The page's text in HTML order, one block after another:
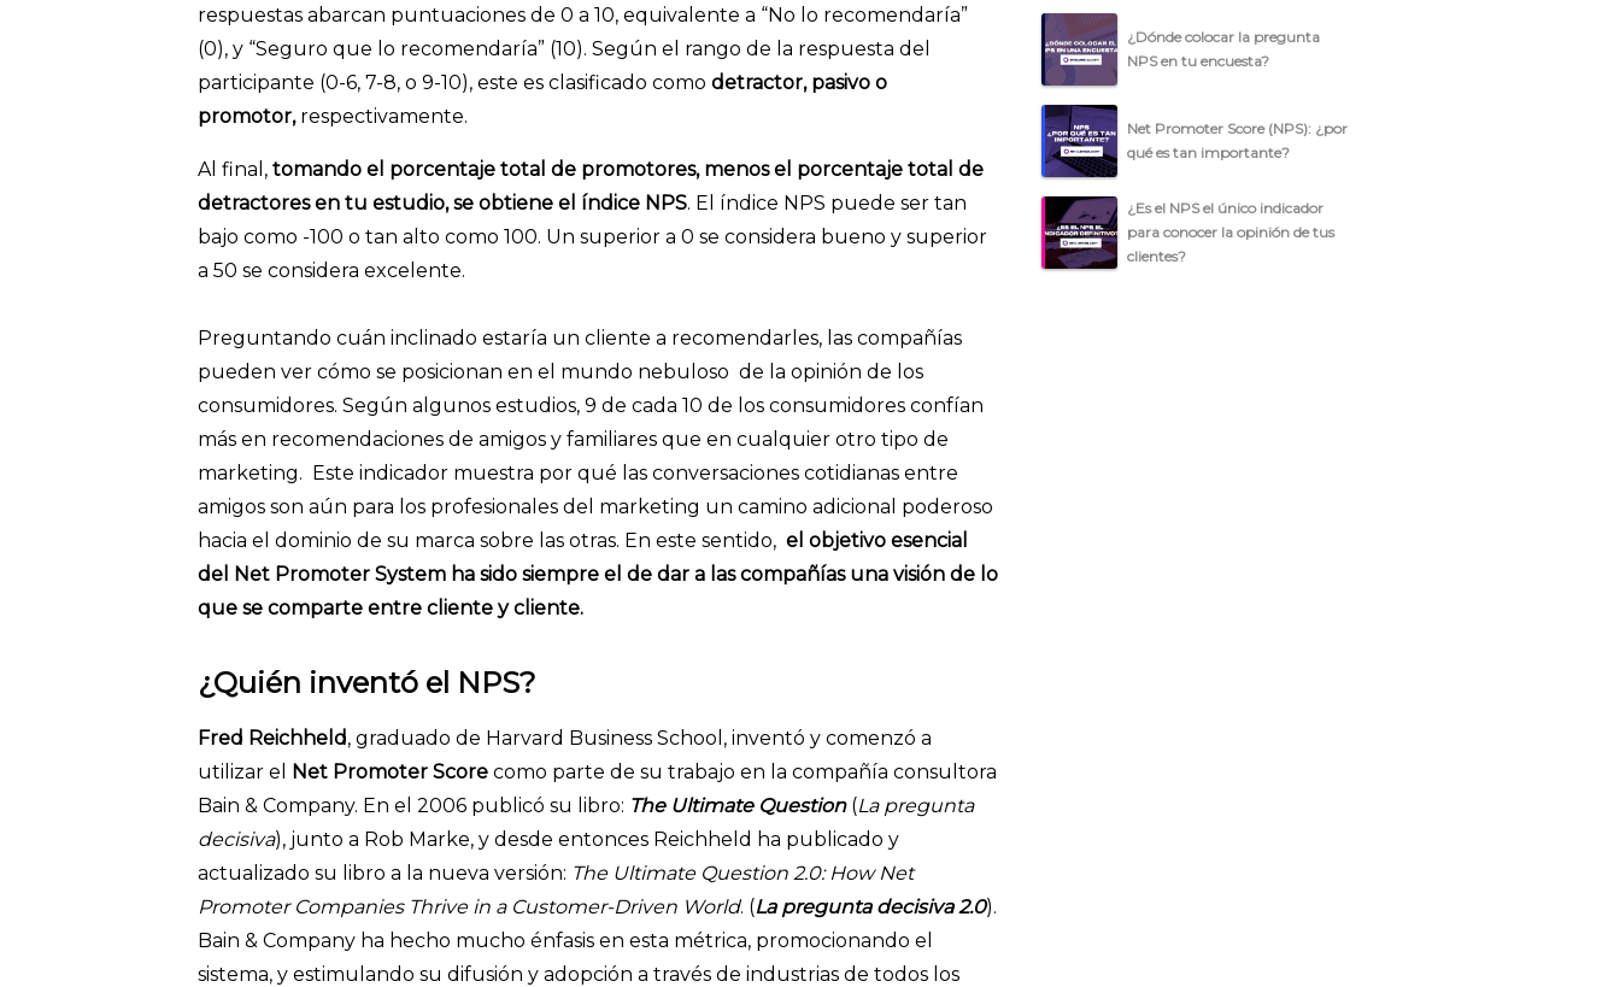
respuestas abarcan puntuaciones de 0 a 10, equivalente a “No lo recomendaría”
(0), y “Seguro que lo recomendaría” (10). Según el rango de la respuesta del
participante (0-6, 7-8, o 9-10), este es clasificado como detractor, pasivo o
promotor, respectivamente.
Al final, tomando el porcentaje total de promotores, menos el porcentaje total de
detractores en tu estudio, se obtiene el índice NPS. El índice NPS puede ser tan
bajo como -100 o tan alto como 100. Un superior a 0 se considera bueno y superior
a 50 se considera excelente.
Preguntando cuán inclinado estaría un cliente a recomendarles, las compañías
pueden ver cómo se posicionan en el mundo nebuloso de la opinión de los
consumidores. Según algunos estudios, 9 de cada 10 de los consumidores confían
más en recomendaciones de amigos y familiares que en cualquier otro tipo de
marketing. Este indicador muestra por qué las conversaciones cotidianas entre
amigos son aún para los profesionales del marketing un camino adicional poderoso
hacia el dominio de su marca sobre las otras. En este sentido, el objetivo esencial
del Net Promoter System ha sido siempre el de dar a las compañías una visión de lo
que se comparte entre cliente y cliente.
¿Quién inventó el NPS?
Fred Reichheld, graduado de Harvard Business School, inventó y comenzó a
utilizar el
Net Promoter Score como parte de su trabajo en la compañía consultora
Bain & Company. En el 2006 publicó su libro: The Ultimate Question(La pregunta
decisiva), junto a Rob Marke, y desde entonces Reichheld ha publicado y
actualizado su libro a la nueva versión: The Ultimate Question 2.0: How Net
Promoter Companies Thrive in a Customer-Driven World. (La pregunta decisiva 2.0).
Bain & Company ha hecho mucho énfasis en esta métrica, promocionando el
sistema, y estimulando su difusión y adopción a través de industrias de todos los
¿Dónde colocar la pregunta
NPS en tu encuesta?
Net Promoter Score (NPS): ¿por
qué es tan importante?
¿Es el NPS el único indicador
para conocer la opinión de tus
clientes?